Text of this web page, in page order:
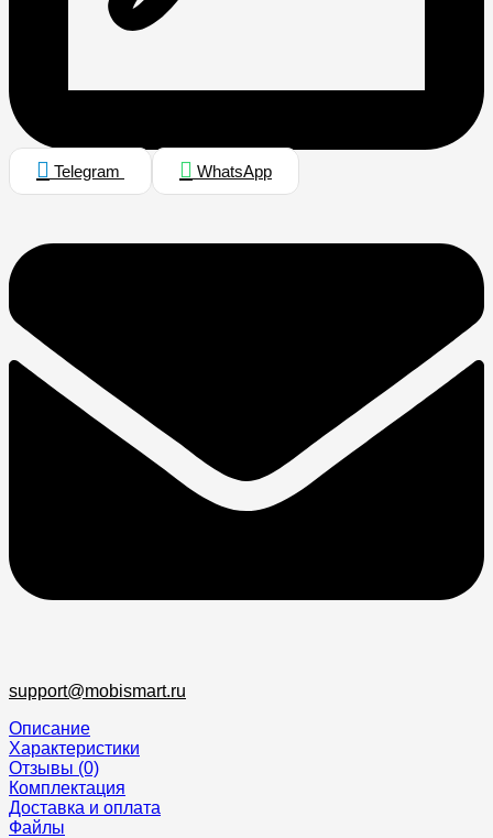
Telegram WhatsApp
support@mobismart.ru
Описание
Характеристики
Отзывы (0)
Комплектация
Доставка и оплата
Файлы